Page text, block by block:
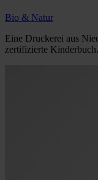
Bio & Natur
Eine Druckerei aus
zertifizierte